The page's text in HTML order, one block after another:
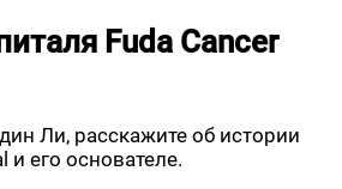
Fuda Cancer
Ли, рас­ска­жи­те об исто­рии
и его основателе.